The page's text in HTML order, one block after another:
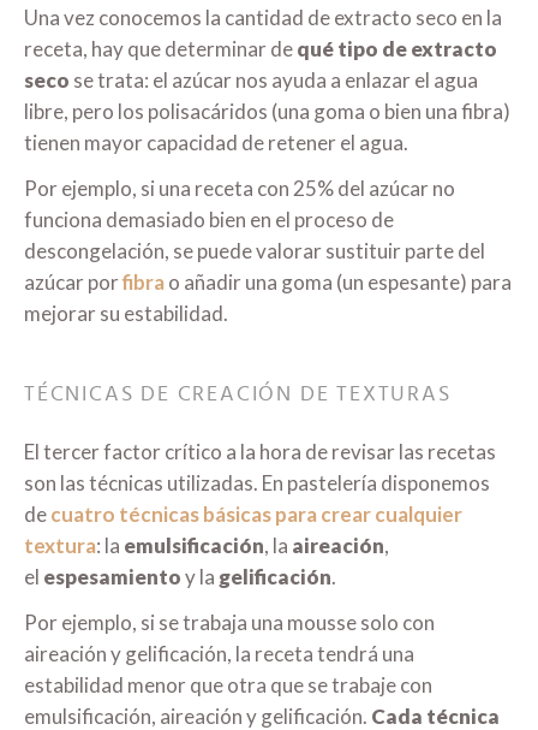
Una vez conocemos la cantidad de extracto seco en la
receta, hay que determinar dequé tipo de extracto
seco se trata: el azúcar nos ayuda a enlazar el agua
libre, pero los polisacáridos (una goma o bien una fibra)
tienen mayor capacidad de retener el agua.
Por ejemplo, si una receta con 25% del azúcar no
funciona demasiado bien en el proceso de
descongelación, se puede valorar sustituir parte del
azúcar porfibra o añadir una goma (un espesante) para
mejorar su estabilidad.
TÉCNICAS DE CREACIÓN DE TEXTURAS
El tercer factor crítico a la hora de revisar las recetas
son las técnicas utilizadas. En pastelería disponemos
decuatro técnicas básicas para crear cualquier
textura: la emulsificación, la aireación,
el espesamientoy la gelificación.
Por ejemplo, si se trabaja una mousse solo con
aireación y gelificación, la receta tendrá una
estabilidad menor que otra que se trabaje con
emulsificación, aireación y gelificación. Cada técnica